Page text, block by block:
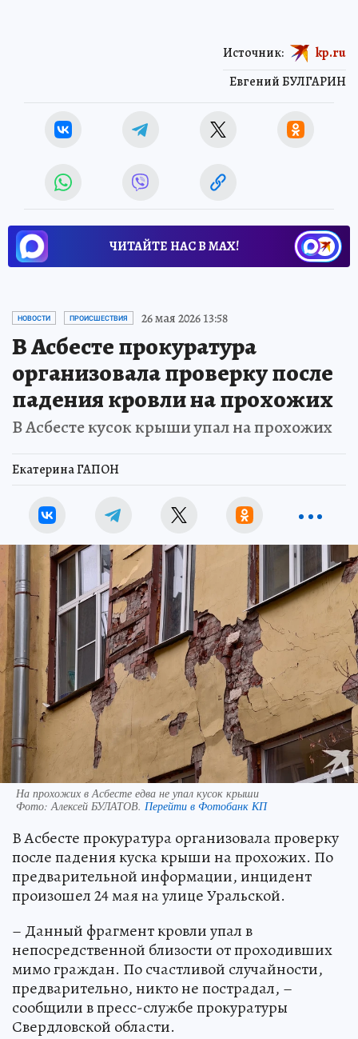
Евгений БУЛГАРИН
Источник: kp.ru
ЧИТАЙТЕ НАС В МАХ!
НОВОСТИ ПРОИСШЕСТВИЯ 26 мая 2026 13:58
В Асбесте прокуратура
организовала проверку после
падения кровли на прохожих
В Асбесте кусок крыши упал на прохожих
Екатерина ГАПОН
На прохожих в Асбесте едва не упал кусок крыши
Фото:Алексей БУЛАТОВ. Перейти в Фотобанк КП
В Асбесте прокуратура организовала проверку
после падения куска крыши на прохожих. По
предварительной информации, инцидент
произошел 24 мая на улице Уральской.
– Данный фрагмент кровли упал в
непосредственной близости от проходивших
мимо граждан. По счастливой случайности,
предварительно, никто не пострадал, –
сообщили в пресс-службе прокуратуры
Свердловской области.